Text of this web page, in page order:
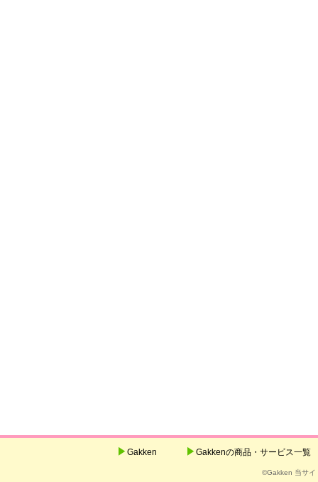
Gakken Gakkenの商品・サービス一覧
©Gakken 当サイ